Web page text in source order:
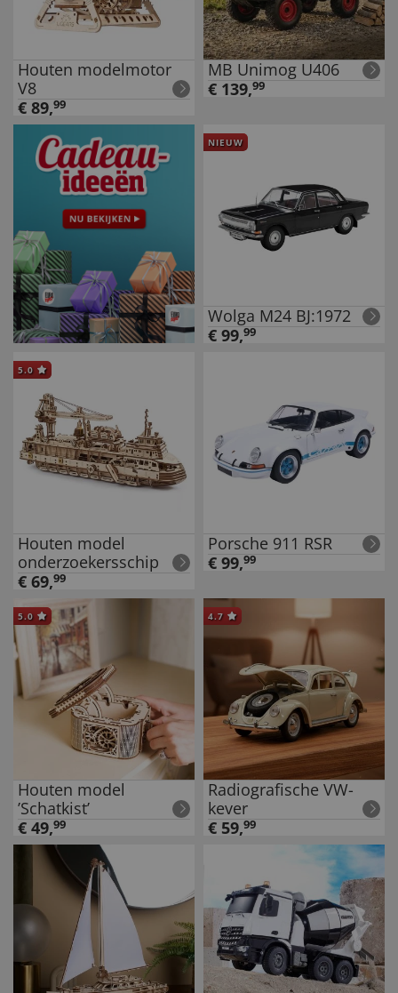
Houten modelmotor
V8
€ 89,99
MB Unimog U406
€ 139,99
NIEUW
Wolga M24 BJ:1972
€ 99,99
5.0
Houten model
onderzoekersschip
€ 69,99
Porsche 911 RSR
€ 99,99
5.0
Houten model
’Schatkist’
€ 49,99
4.7
Radiografische VW-
kever
€ 59,99